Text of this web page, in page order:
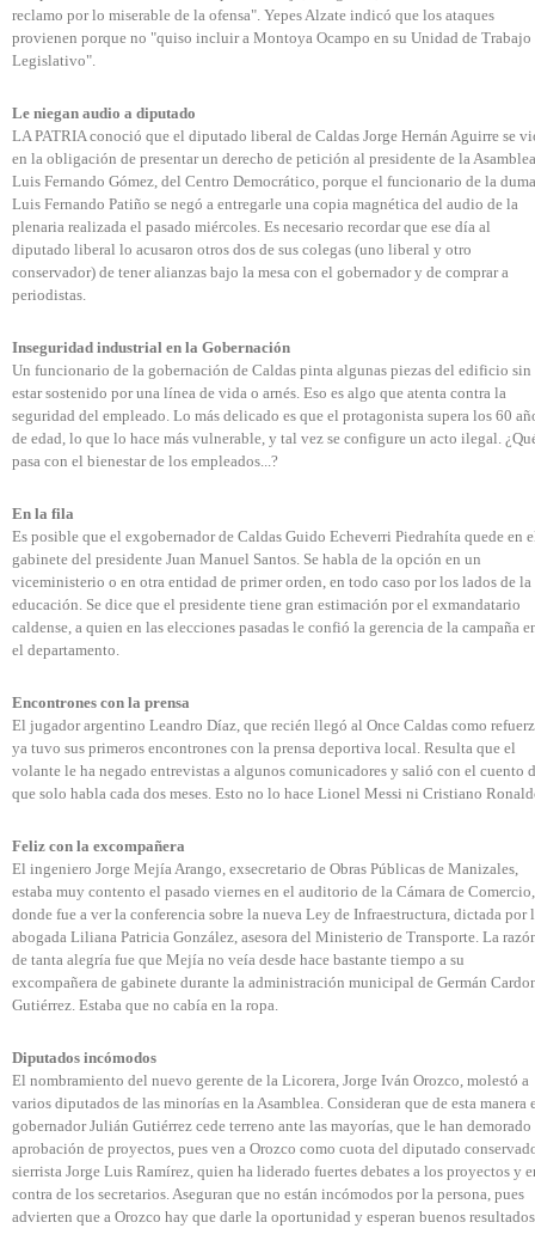
reclamo por lo miserable de la ofensa". Yepes Alzate indicó que los ataques
provienen porque no "quiso incluir a Montoya Ocampo en su Unidad de Trabajo
Legislativo".
Le niegan audio a diputado
LA PATRIA conoció que el diputado liberal de Caldas Jorge Hernán Aguirre se
en la obligación de presentar un derecho de petición al presidente de la
Luis Fernando Gómez, del Centro Democrático, porque el funcionario de la duma
Luis Fernando Patiño se negó a entregarle una copia magnética del audio de la
plenaria realizada el pasado miércoles. Es necesario recordar que ese día al
diputado liberal lo acusaron otros dos de sus colegas (uno liberal y otro
conservador) de tener alianzas bajo la mesa con el gobernador y de comprar a
periodistas.
Inseguridad industrial en la Gobernación
Un funcionario de la gobernación de Caldas pinta algunas piezas del edificio sin
estar sostenido por una línea de vida o arnés. Eso es algo que atenta contra la
seguridad del empleado. Lo más delicado es que el protagonista supera los 60
de edad, lo que lo hace más vulnerable, y tal vez se configure un acto ilegal.
pasa con el bienestar de los empleados...?
En la fila
Es posible que el exgobernador de Caldas Guido Echeverri Piedrahíta quede en
gabinete del presidente Juan Manuel Santos. Se habla de la opción en un
viceministerio o en otra entidad de primer orden, en todo caso por los lados de la
educación. Se dice que el presidente tiene gran estimación por el exmandatario
caldense, a quien en las elecciones pasadas le confió la gerencia de la campaña
el departamento.
Encontrones con la prensa
El jugador argentino Leandro Díaz, que recién llegó al Once Caldas como
ya tuvo sus primeros encontrones con la prensa deportiva local. Resulta que el
volante le ha negado entrevistas a algunos comunicadores y salió con el cuento
que solo habla cada dos meses. Esto no lo hace Lionel Messi ni Cristiano
Feliz con la excompañera
El ingeniero Jorge Mejía Arango, exsecretario de Obras Públicas de Manizales,
estaba muy contento el pasado viernes en el auditorio de la Cámara de Comercio,
donde fue a ver la conferencia sobre la nueva Ley de Infraestructura, dictada por
abogada Liliana Patricia González, asesora del Ministerio de Transporte. La
de tanta alegría fue que Mejía no veía desde hace bastante tiempo a su
excompañera de gabinete durante la administración municipal de Germán
Gutiérrez. Estaba que no cabía en la ropa.
Diputados incómodos
El nombramiento del nuevo gerente de la Licorera, Jorge Iván Orozco, molestó a
varios diputados de las minorías en la Asamblea. Consideran que de esta manera
gobernador Julián Gutiérrez cede terreno ante las mayorías, que le han demorado
aprobación de proyectos, pues ven a Orozco como cuota del diputado
sierrista Jorge Luis Ramírez, quien ha liderado fuertes debates a los proyectos y
contra de los secretarios. Aseguran que no están incómodos por la persona, pues
advierten que a Orozco hay que darle la oportunidad y esperan buenos